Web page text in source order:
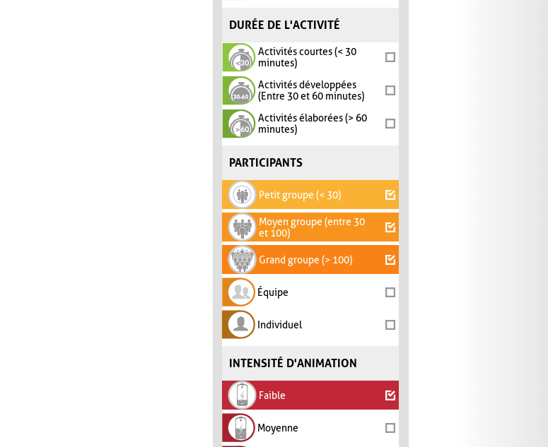
DURÉE DE L'ACTIVITÉ
Activités courtes (< 30
minutes)
Activités développées
(Entre 30 et 60 minutes)
Activités élaborées (> 60
minutes)
PARTICIPANTS
Petit groupe (< 30)
Moyen groupe (entre 30
et 100)
Grand groupe (> 100)
Équipe
Individuel
INTENSITÉ D'ANIMATION
Faible
Moyenne